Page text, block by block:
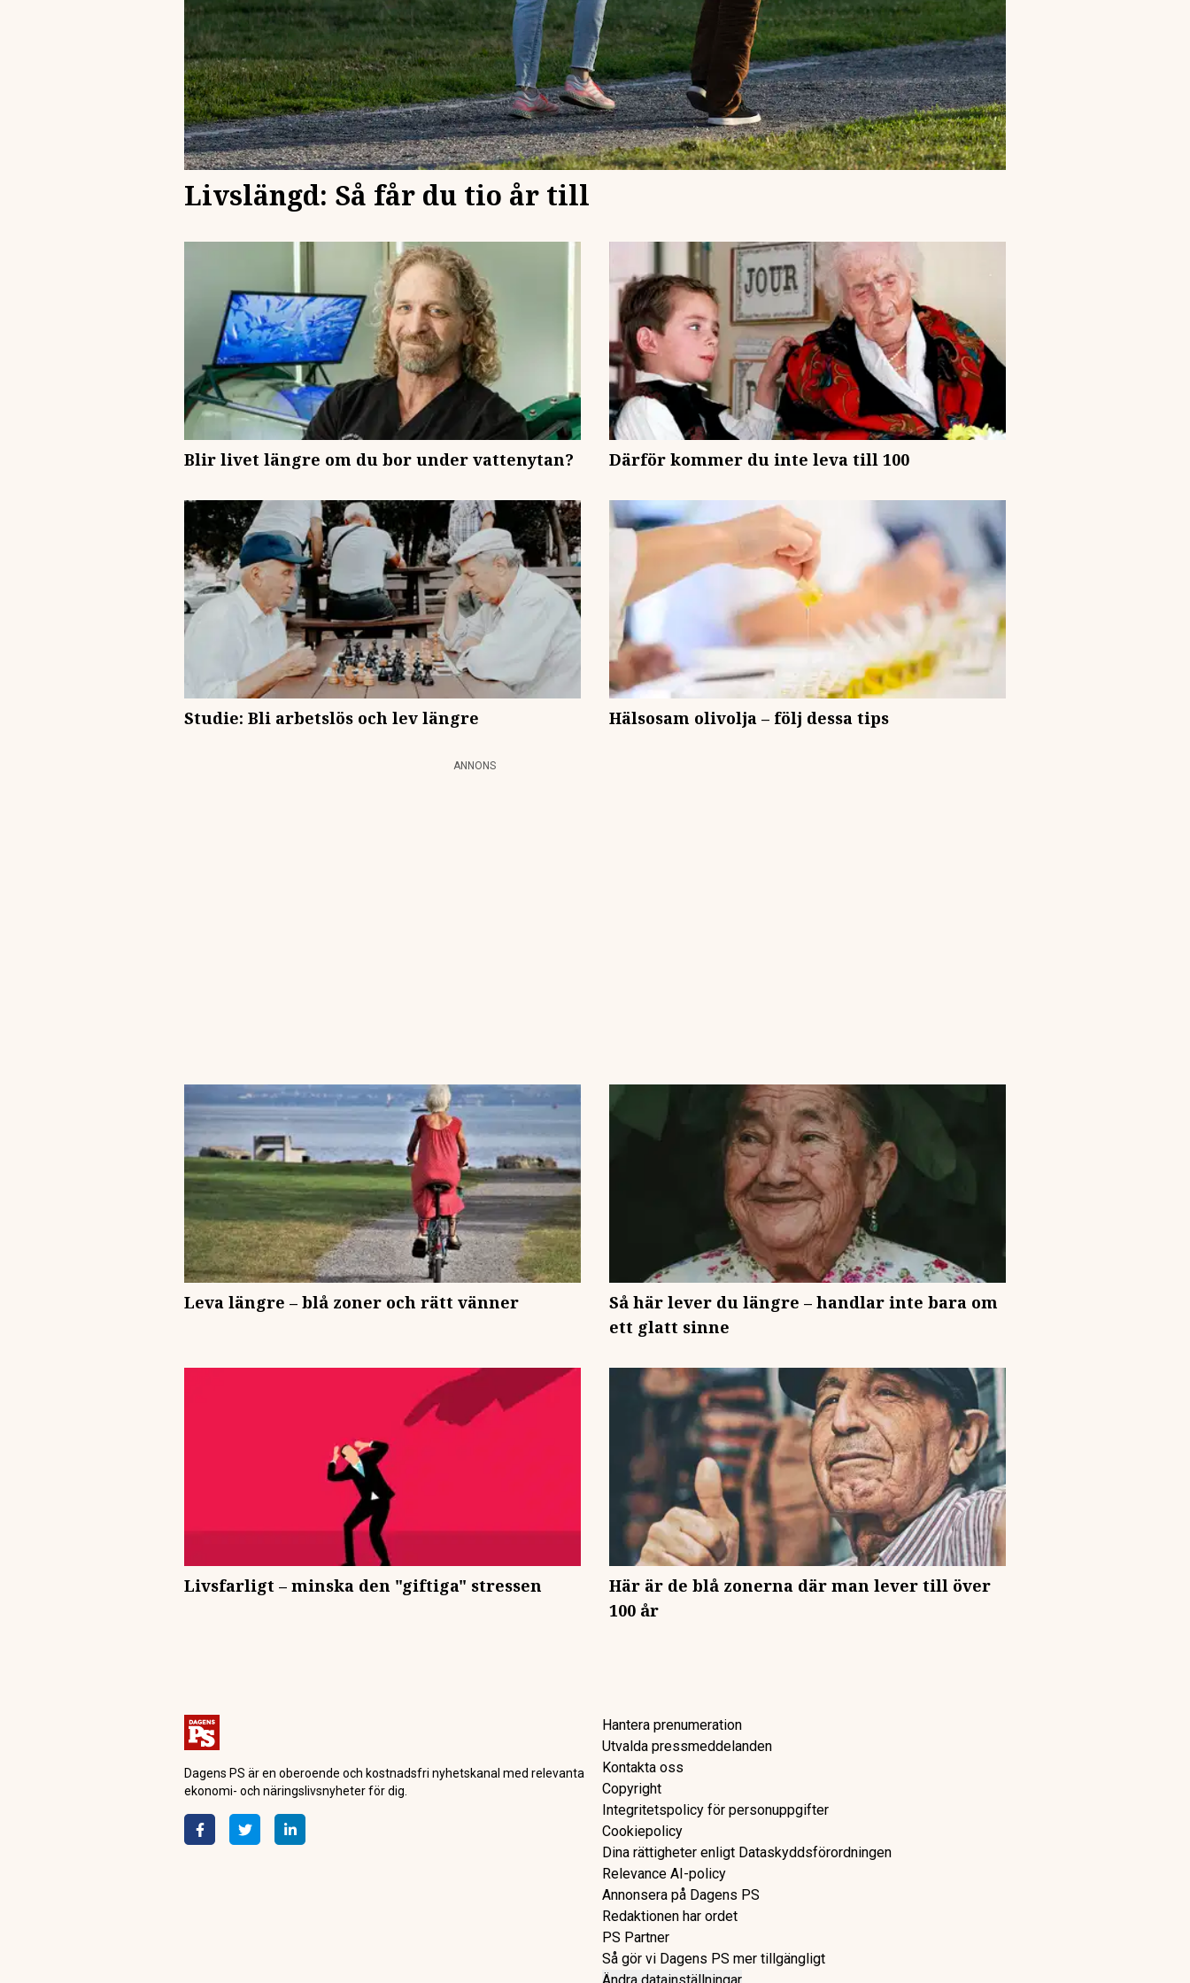
Livslängd: Så får du tio år till
Blir livet längre om du bor under vattenytan? Därför kommer du inte leva till 100
Studie: Bli arbetslös och lev längre Hälsosam olivolja – följ dessa tips
ANNONS
Leva längre – blå zoner och rätt vänner
Så här lever du längre – handlar inte bara om
ett glatt sinne
Livsfarligt – minska den "giftiga" stressen
Här är de blå zonerna där man lever till över
100 år
Dagens PS är en oberoende och kostnadsfri nyhetskanal med relevanta
ekonomi- och näringslivsnyheter för dig.
Hantera prenumeration
Utvalda pressmeddelanden
Kontakta oss
Copyright
Integritetspolicy för personuppgifter
Cookiepolicy
Dina rättigheter enligt Dataskyddsförordningen
Relevance AI-policy
Annonsera på Dagens PS
Redaktionen har ordet
PS Partner
Så gör vi Dagens PS mer tillgängligt